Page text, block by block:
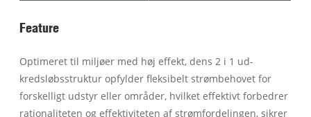
Feature
Optimeret til miljøer med høj effekt, dens 2 i 1 ud-
kredsløbsstruktur opfylder fleksibelt strømbehovet for
forskelligt udstyr eller områder, hvilket effektivt forbedrer
rationaliteten og effektiviteten af ​​strømfordelingen, sikrer